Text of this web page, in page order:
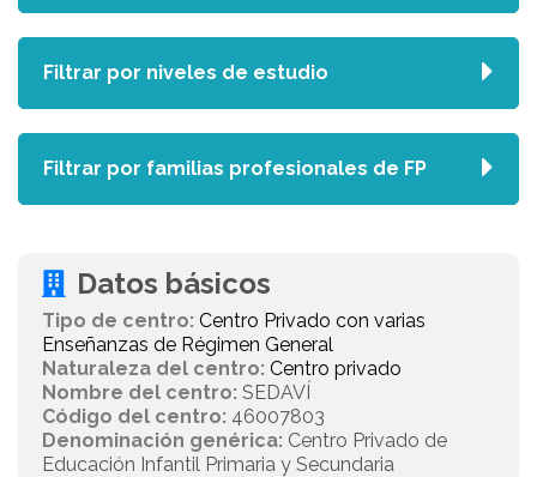
Datos básicos
Tipo de centro: Centro Privado con varias
Enseñanzas de Régimen General
Naturaleza del centro: Centro privado
Nombre del centro: SEDAVÍ
Código del centro: 46007803
Denominación genérica: Centro Privado de
Educación Infantil Primaria y Secundaria
Filtrar por niveles de estudio
Filtrar por familias profesionales de FP